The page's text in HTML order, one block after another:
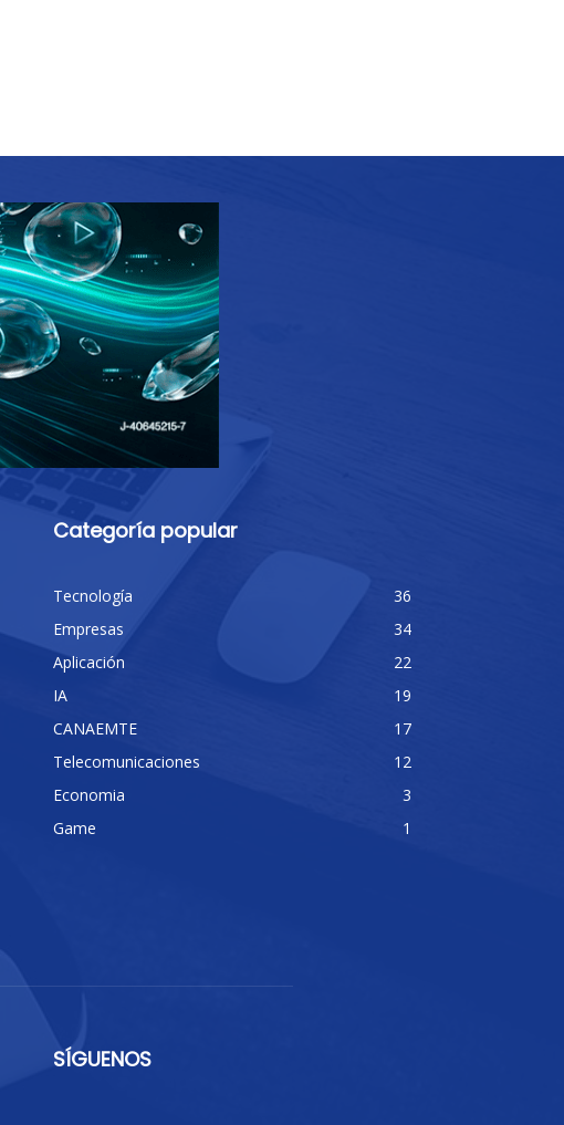
Categoría popular
Tecnología
36
Empresas
34
Aplicación
22
IA
19
CANAEMTE
17
Telecomunicaciones
12
Economia
3
Game
1
SÍGUENOS